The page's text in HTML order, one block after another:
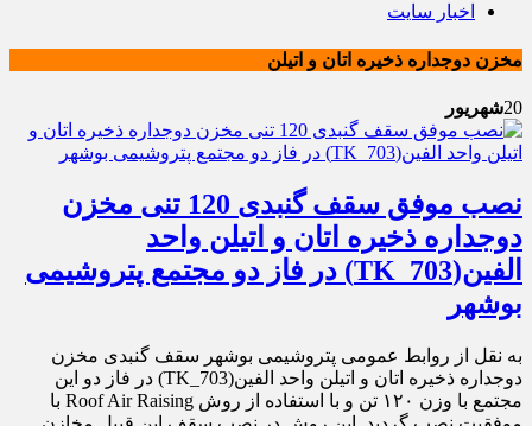
اخبار سایت
مخزن دوجداره ذخیره اتان و اتیلن
20شهریور
نصب موفق سقف گنبدی 120 تنی مخزن
دوجداره ذخیره اتان و اتیلن واحد
الفین(TK_703) در فاز دو مجتمع پتروشیمی
بوشهر
به نقل از روابط عمومی پتروشیمی بوشهر سقف گنبدی مخزن
دوجداره ذخیره اتان و اتیلن واحد الفین(TK_703) در فاز دو این
مجتمع با وزن ۱۲۰ تن و با استفاده از روش Roof Air Raising با